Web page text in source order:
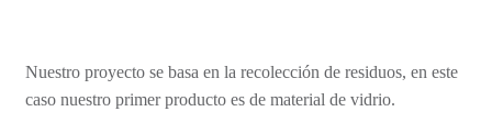
Nuestro proyecto se basa en la recolección de residuos, en este
caso nuestro primer producto es de material de vidrio.